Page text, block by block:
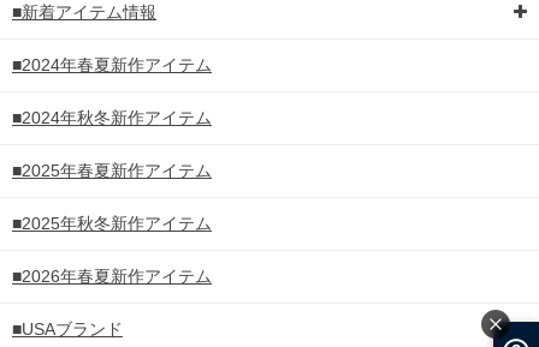
■新着アイテム情報
■2024年春夏新作アイテム
■2024年秋冬新作アイテム
■2025年春夏新作アイテム
■2025年秋冬新作アイテム
■2026年春夏新作アイテム
■USAブランド